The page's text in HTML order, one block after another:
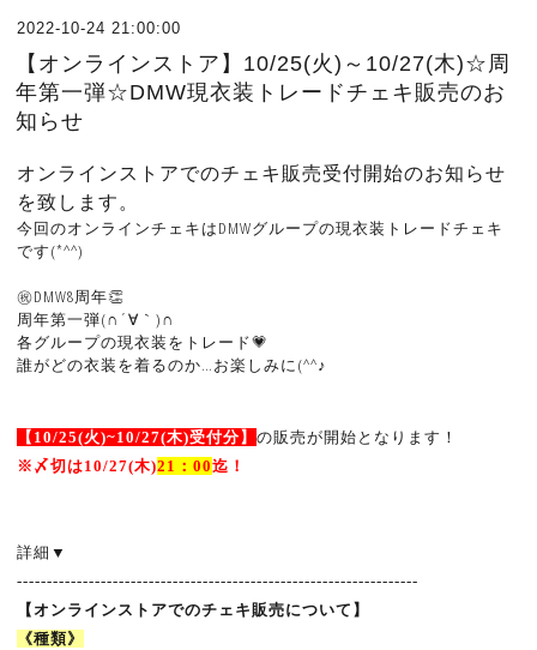
2022-10-24 21:00:00
【オンラインストア】10/25(火)～10/27(木)☆周
年第一弾☆DMW現衣装トレードチェキ販売のお
知らせ
オンラインストアでのチェキ販売受付開始のお知らせ
を致します。
今回のオンラインチェキはDMWグループの現衣装トレードチェキ
です(*^^)
㊗DMW8周年👏
周年第一弾(∩´∀｀)∩
各グループの現衣装をトレード💗
誰がどの衣装を着るのか…お楽しみに(^^♪
【10/25(火)~10/27(木)受付分】の販売が開始となります！
※ 〆切は10/27(木)21 ：00迄！
詳細 ▼
-------------------------------------------------------------------
【オンラインストアでのチェキ販売について】
《種類》